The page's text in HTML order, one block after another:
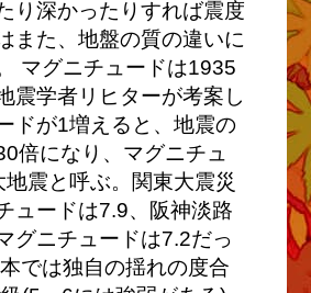
り深かったりすれば震度
また、地盤の質の違いに
マグニチュードは1935
震学者リヒターが考案し
ドが1増えると、地震の
倍になり、マグニチュ
震と呼ぶ。関東大震災
ュードは7.9、阪神淡路
グニチュードは7.2だっ
では独自の揺れの度合